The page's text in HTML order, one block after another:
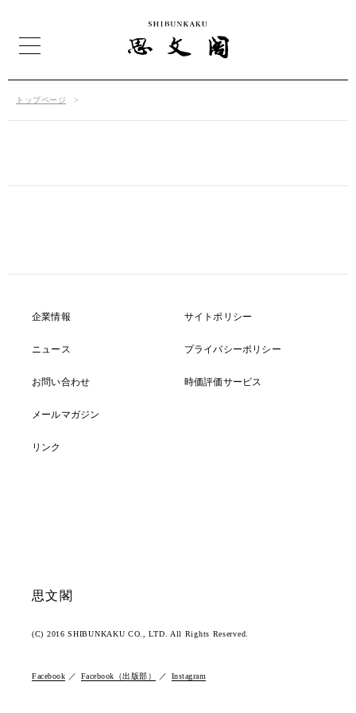
トップページ
企業情報
ニュース
お問い合わせ
メールマガジン
リンク
サイトポリシー
プライバシーポリシー
時価評価サービス
思文閣
(C) 2016 SHIBUNKAKU CO., LTD. All Rights Reserved.
Facebook Facebook（出版部） Instagram